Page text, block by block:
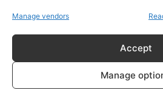
Manage vendors
Accept
Manage
L’Oman:
diplomazia